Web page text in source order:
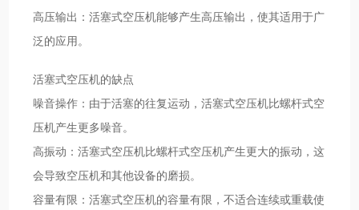
高压输出：活塞式空压机能够产生高压输出，使其适用于广
泛的应用。
活塞式空压机的缺点
噪音操作：由于活塞的往复运动，活塞式空压机比螺杆式空
压机产生更多噪音。
高振动：活塞式空压机比螺杆式空压机产生更大的振动，这
会导致空压机和其他设备的磨损。
容量有限：活塞式空压机的容量有限，不适合连续或重载使